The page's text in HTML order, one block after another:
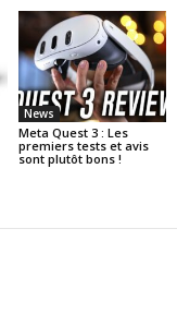
News
Meta Quest 3 : Les
premiers tests et avis
sont plutôt bons !